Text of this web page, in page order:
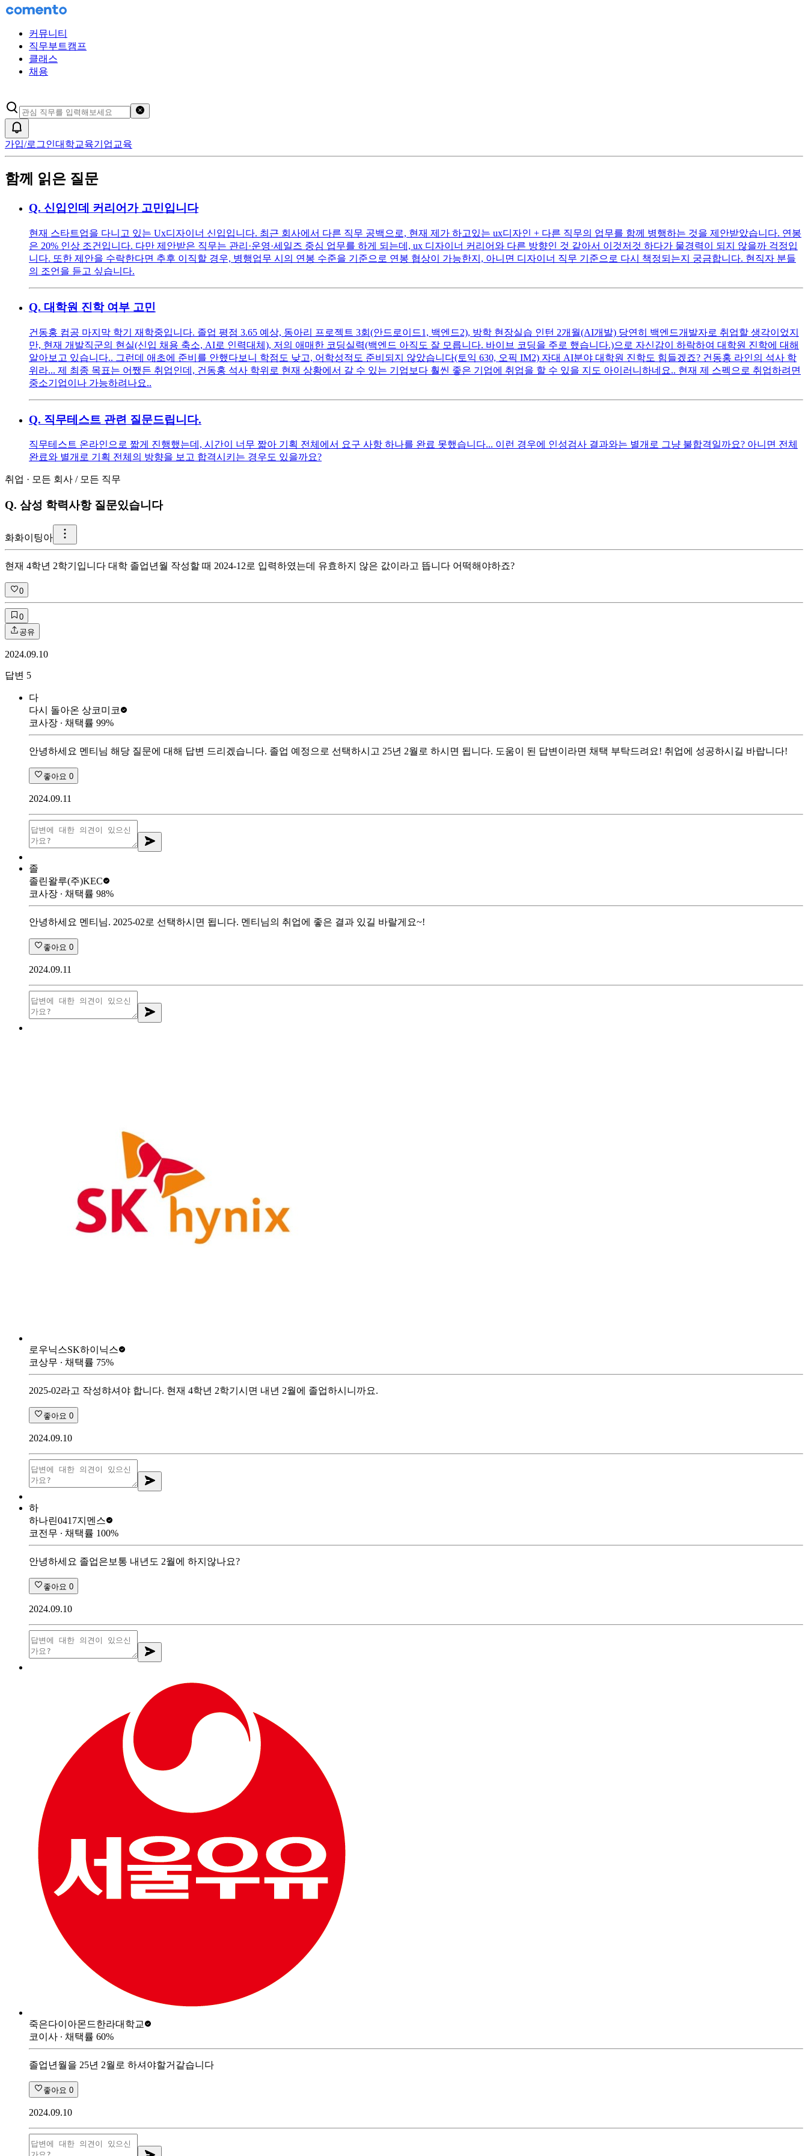
커뮤니티
직무부트캠프
클래스
채용
가입/로그인대학교육기업교육
함께 읽은 질문
Q. 신입인데 커리어가 고민입니다
현재 스타트업을 다니고 있는 Ux디자이너 신입입니다. 최근 회사에서 다른 직무 공백으로, 현재 제가 하고있는 ux디자인 + 다른 직무의 업무를 함께 병행하는 것을 제안받았습니다. 연봉
은 20% 인상 조건입니다. 다만 제안받은 직무는 관리·운영·세일즈 중심 업무를 하게 되는데, ux 디자이너 커리어와 다른 방향인 것 같아서 이것저것 하다가 물경력이 되지 않을까 걱정입
니다. 또한 제안을 수락한다면 추후 이직할 경우, 병행업무 시의 연봉 수준을 기준으로 연봉 협상이 가능한지, 아니면 디자이너 직무 기준으로 다시 책정되는지 궁금합니다. 현직자 분들
의 조언을 듣고 싶습니다.
Q. 대학원 진학 여부 고민
건동홍 컴공 마지막 학기 재학중입니다. 졸업 평점 3.65 예상, 동아리 프로젝트 3회(안드로이드1, 백엔드2), 방학 현장실습 인턴 2개월(AI개발) 당연히 백엔드개발자로 취업할 생각이었지
만, 현재 개발직군의 현실(신입 채용 축소, AI로 인력대체), 저의 애매한 코딩실력(백엔드 아직도 잘 모릅니다. 바이브 코딩을 주로 했습니다.)으로 자신감이 하락하여 대학원 진학에 대해
알아보고 있습니다.. 그런데 애초에 준비를 안했다보니 학점도 낮고, 어학성적도 준비되지 않았습니다(토익 630, 오픽 IM2) 자대 AI분야 대학원 진학도 힘들겠죠? 건동홍 라인의 석사 학
위라... 제 최종 목표는 어쨌든 취업인데, 건동홍 석사 학위로 현재 상황에서 갈 수 있는 기업보다 훨씬 좋은 기업에 취업을 할 수 있을 지도 아이러니하네요.. 현재 제 스펙으로 취업하려면
중소기업이나 가능하려나요..
Q. 직무테스트 관련 질문드립니다.
직무테스트 온라인으로 짧게 진행했는데, 시간이 너무 짧아 기획 전체에서 요구 사항 하나를 완료 못했습니다... 이런 경우에 인성검사 결과와는 별개로 그냥 불합격일까요? 아니면 전체
완료와 별개로 기획 전체의 방향을 보고 합격시키는 경우도 있을까요?
취업 · 모든 회사 / 모든 직무
Q. 삼성 학력사항 질문있습니다
화화이팅아
현재 4학년 2학기입니다 대학 졸업년월 작성할 때 2024-12로 입력하였는데 유효하지 않은 값이라고 뜹니다 어떡해야하죠?
0
0
공유
2024.09.10
답변 5
다
다시 돌아온 상코미코
코사장 ∙ 채택률 99%
안녕하세요 멘티님 해당 질문에 대해 답변 드리겠습니다. 졸업 예정으로 선택하시고 25년 2월로 하시면 됩니다. 도움이 된 답변이라면 채택 부탁드려요! 취업에 성공하시길 바랍니다!
좋아요 0
2024.09.11
졸
졸린왈루(주)KEC
코사장 ∙ 채택률 98%
안녕하세요 멘티님. 2025-02로 선택하시면 됩니다. 멘티님의 취업에 좋은 결과 있길 바랄게요~!
좋아요 0
2024.09.11
로우닉스SK하이닉스
코상무 ∙ 채택률 75%
2025-02라고 작성햐셔야 합니다. 현재 4학년 2학기시면 내년 2월에 졸업하시니까요.
좋아요 0
2024.09.10
하
하나린0417지멘스
코전무 ∙ 채택률 100%
안녕하세요 졸업은보통 내년도 2월에 하지않나요?
좋아요 0
2024.09.10
죽은다이아몬드한라대학교
코이사 ∙ 채택률 60%
졸업년월을 25년 2월로 하셔야할거같습니다
좋아요 0
2024.09.10